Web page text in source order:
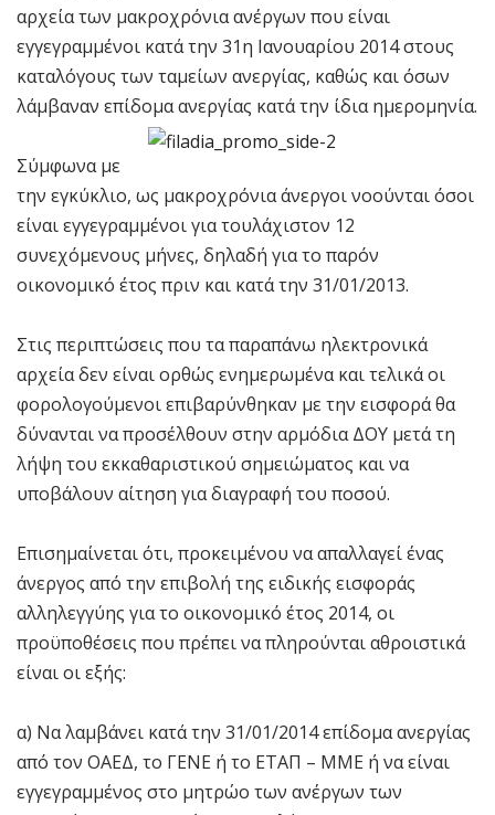
αρχεία των μακροχρόνια ανέργων που είναι
εγγεγραμμένοι κατά την 31η Ιανουαρίου 2014 στους
καταλόγους των ταμείων ανεργίας, καθώς και όσων
λάμβαναν επίδομα ανεργίας κατά την ίδια ημερομηνία.
Σύμφωνα με
την εγκύκλιο, ως μακροχρόνια άνεργοι νοούνται όσοι
είναι εγγεγραμμένοι για τουλάχιστον 12
συνεχόμενους μήνες, δηλαδή για το παρόν
οικονομικό έτος πριν και κατά την 31/01/2013.
Στις περιπτώσεις που τα παραπάνω ηλεκτρονικά
αρχεία δεν είναι ορθώς ενημερωμένα και τελικά οι
φορολογούμενοι επιβαρύνθηκαν με την εισφορά θα
δύνανται να προσέλθουν στην αρμόδια ΔΟΥ μετά τη
λήψη του εκκαθαριστικού σημειώματος και να
υποβάλουν αίτηση για διαγραφή του ποσού.
Επισημαίνεται ότι, προκειμένου να απαλλαγεί ένας
άνεργος από την επιβολή της ειδικής εισφοράς
αλληλεγγύης για το οικονομικό έτος 2014, οι
προϋποθέσεις που πρέπει να πληρούνται αθροιστικά
είναι οι εξής:
α) Να λαμβάνει κατά την 31/01/2014 επίδομα ανεργίας
από τον ΟΑΕΔ, το ΓΕΝΕ ή το ΕΤΑΠ – ΜΜΕ ή να είναι
εγγεγραμμένος στο μητρώο των ανέργων των